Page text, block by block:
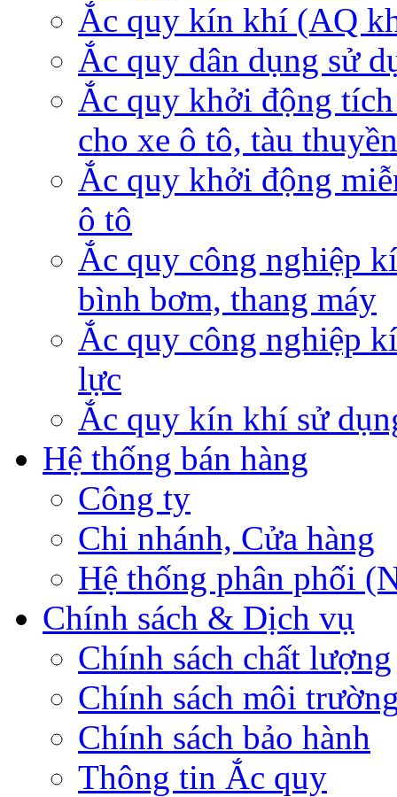
Ắc quy kín khí (AQ
Ắc quy dân dụng sử
Ắc quy khởi động
cho xe ô tô, tàu thuyền
Ắc quy khởi động
ô tô
Ắc quy công nghiệp
bình bơm, thang máy
Ắc quy công nghiệp
lực
Ắc quy kín khí sử
Hệ thống bán hàng
Công ty
Chi nhánh, Cửa hàng
Hệ thống phân phối
Chính sách & Dịch vụ
Chính sách chất lượng
Chính sách môi
Chính sách bảo hành
Thông tin Ắc quy